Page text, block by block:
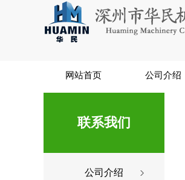
网站首页 公司介绍
联系我们
公司介绍